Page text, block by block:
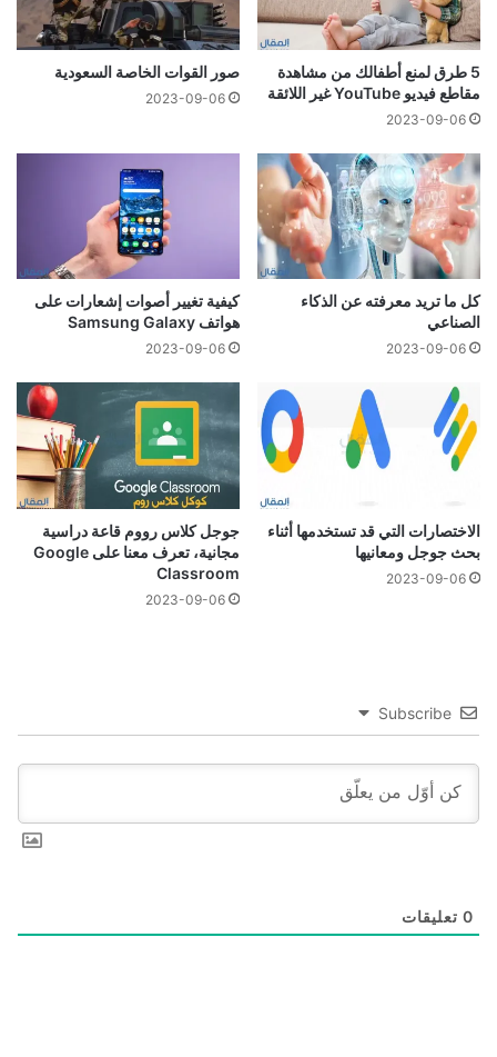
5 طرق لمنع أطفالك من مشاهدة
مقاطع فيديو YouTube غير اللائقة
2023-09-06
صور القوات الخاصة السعودية
2023-09-06
كل ما تريد معرفته عن الذكاء
الصناعي
2023-09-06
كيفية تغيير أصوات إشعارات على
هواتف Samsung Galaxy
2023-09-06
الاختصارات التي قد تستخدمها أثناء
بحث جوجل ومعانيها
2023-09-06
جوجل كلاس رووم قاعة دراسية
مجانية، تعرف معنا على Google
Classroom
2023-09-06
Subscribe
0 تعليقات